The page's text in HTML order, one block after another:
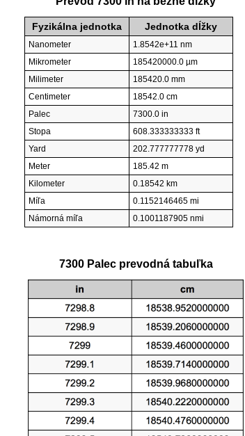
Fyzikálna jednotka Jednotka dĺžky
Nanometer
1.8542e+11 nm
Mikrometer
185420000.0 µm
Milimeter
185420.0 mm
Centimeter
18542.0 cm
Palec
7300.0 in
Stopa
608.333333333 ft
Yard
202.777777778 yd
Meter
185.42 m
Kilometer
0.18542 km
Míľa
0.1152146465 mi
Námorná míľa
0.1001187905 nmi
7300 Palec prevodná tabuľka